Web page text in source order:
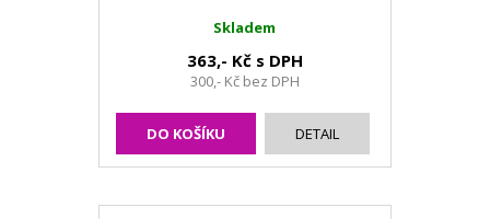
Skladem
363,- Kč s DPH
300,- Kč bez DPH
DO KOŠÍKU DETAIL